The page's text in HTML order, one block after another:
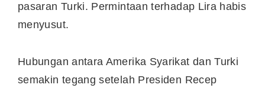
pasaran Turki. Permintaan terhadap Lira habis
menyusut.
Hubungan antara Amerika Syarikat dan Turki
semakin tegang setelah Presiden Recep